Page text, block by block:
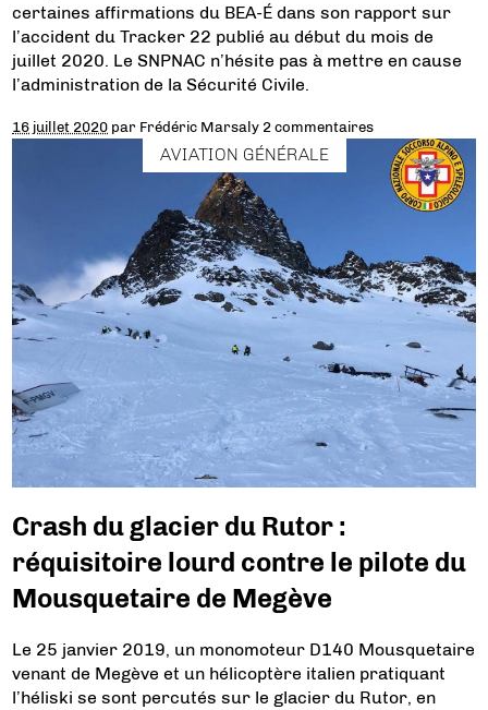
certaines affirmations du BEA-É dans son rapport sur
l’accident du Tracker 22 publié au début du mois de
juillet 2020. Le SNPNAC n’hésite pas à mettre en cause
l’administration de la Sécurité Civile.
16 juillet 2020 par Frédéric Marsaly 2 commentaires
AVIATION GÉNÉRALE
Crash du glacier du Rutor :
réquisitoire lourd contre le pilote du
Mousquetaire de Megève
Le 25 janvier 2019, un monomoteur D140 Mousquetaire
venant de Megève et un hélicoptère italien pratiquant
l’héliski se sont percutés sur le glacier du Rutor, en